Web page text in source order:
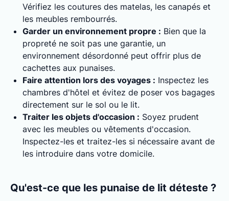
Vérifiez les coutures des matelas, les canapés et
les meubles rembourrés.
Garder un environnement propre : Bien que la
propreté ne soit pas une garantie, un
environnement désordonné peut offrir plus de
cachettes aux punaises.
Faire attention lors des voyages : Inspectez les
chambres d'hôtel et évitez de poser vos bagages
directement sur le sol ou le lit.
Traiter les objets d'occasion : Soyez prudent
avec les meubles ou vêtements d'occasion.
Inspectez-les et traitez-les si nécessaire avant de
les introduire dans votre domicile.
Qu'est-ce que les punaise de lit déteste ?